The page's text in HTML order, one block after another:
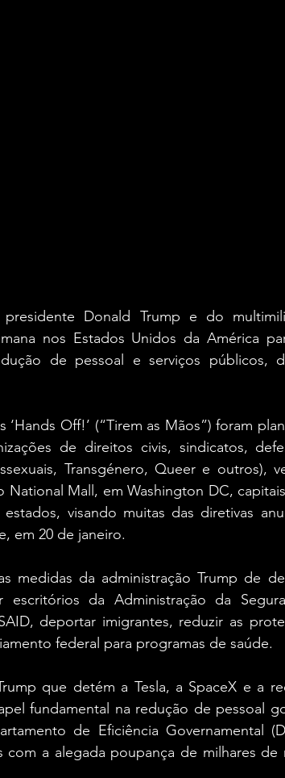
Donald Trump e do
nos Estados Unidos da América
de pessoal e serviços públicos,
‘Hands Off!’ (“Tirem as Mãos”) foram
de direitos civis, sindicatos,
Transgénero, Queer e outros),
Mall, em Washington DC,
visando muitas das diretivas
em 20 de janeiro.
medidas da administração Trump de
escritórios da Administração da
deportar imigrantes, reduzir as
federal para programas de saúde.
que detém a Tesla, a SpaceX e a
fundamental na redução de pessoal
de Eficiência Governamental
com a alegada poupança de milhares de